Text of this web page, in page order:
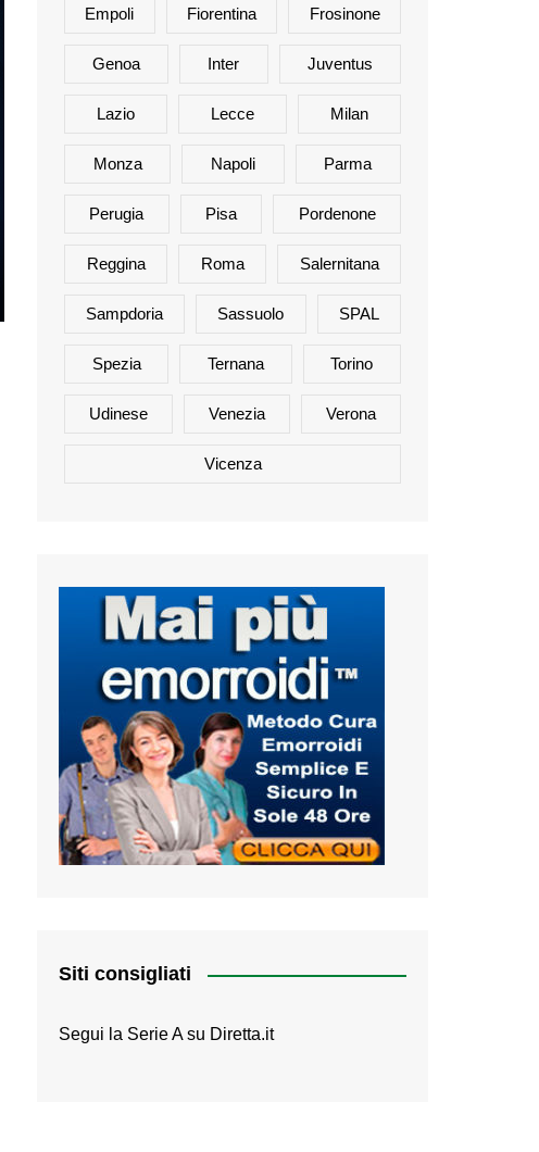
Empoli Fiorentina Frosinone
Genoa Inter Juventus
Lazio Lecce Milan
Monza Napoli Parma
Perugia Pisa Pordenone
Reggina Roma Salernitana
Sampdoria Sassuolo SPAL
Spezia Ternana Torino
Udinese Venezia Verona
Vicenza
Siti consigliati
Segui la Serie A su Diretta.it